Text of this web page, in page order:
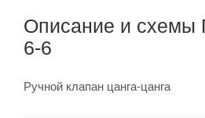
Описание и схемы
6-6
Ручной клапан цанга-цанга